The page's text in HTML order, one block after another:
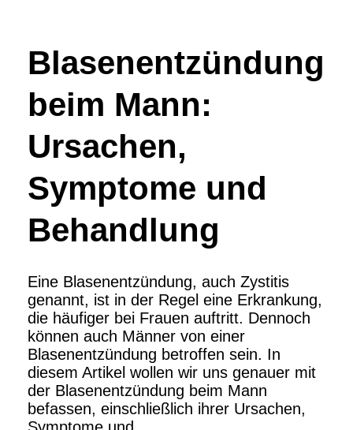
Blasenentzündung
beim Mann:
Ursachen,
Symptome und
Behandlung
Eine Blasenentzündung, auch Zystitis
genannt, ist in der Regel eine Erkrankung,
die häufiger bei Frauen auftritt. Dennoch
können auch Männer von einer
Blasenentzündung betroffen sein. In
diesem Artikel wollen wir uns genauer mit
der Blasenentzündung beim Mann
befassen, einschließlich ihrer Ursachen,